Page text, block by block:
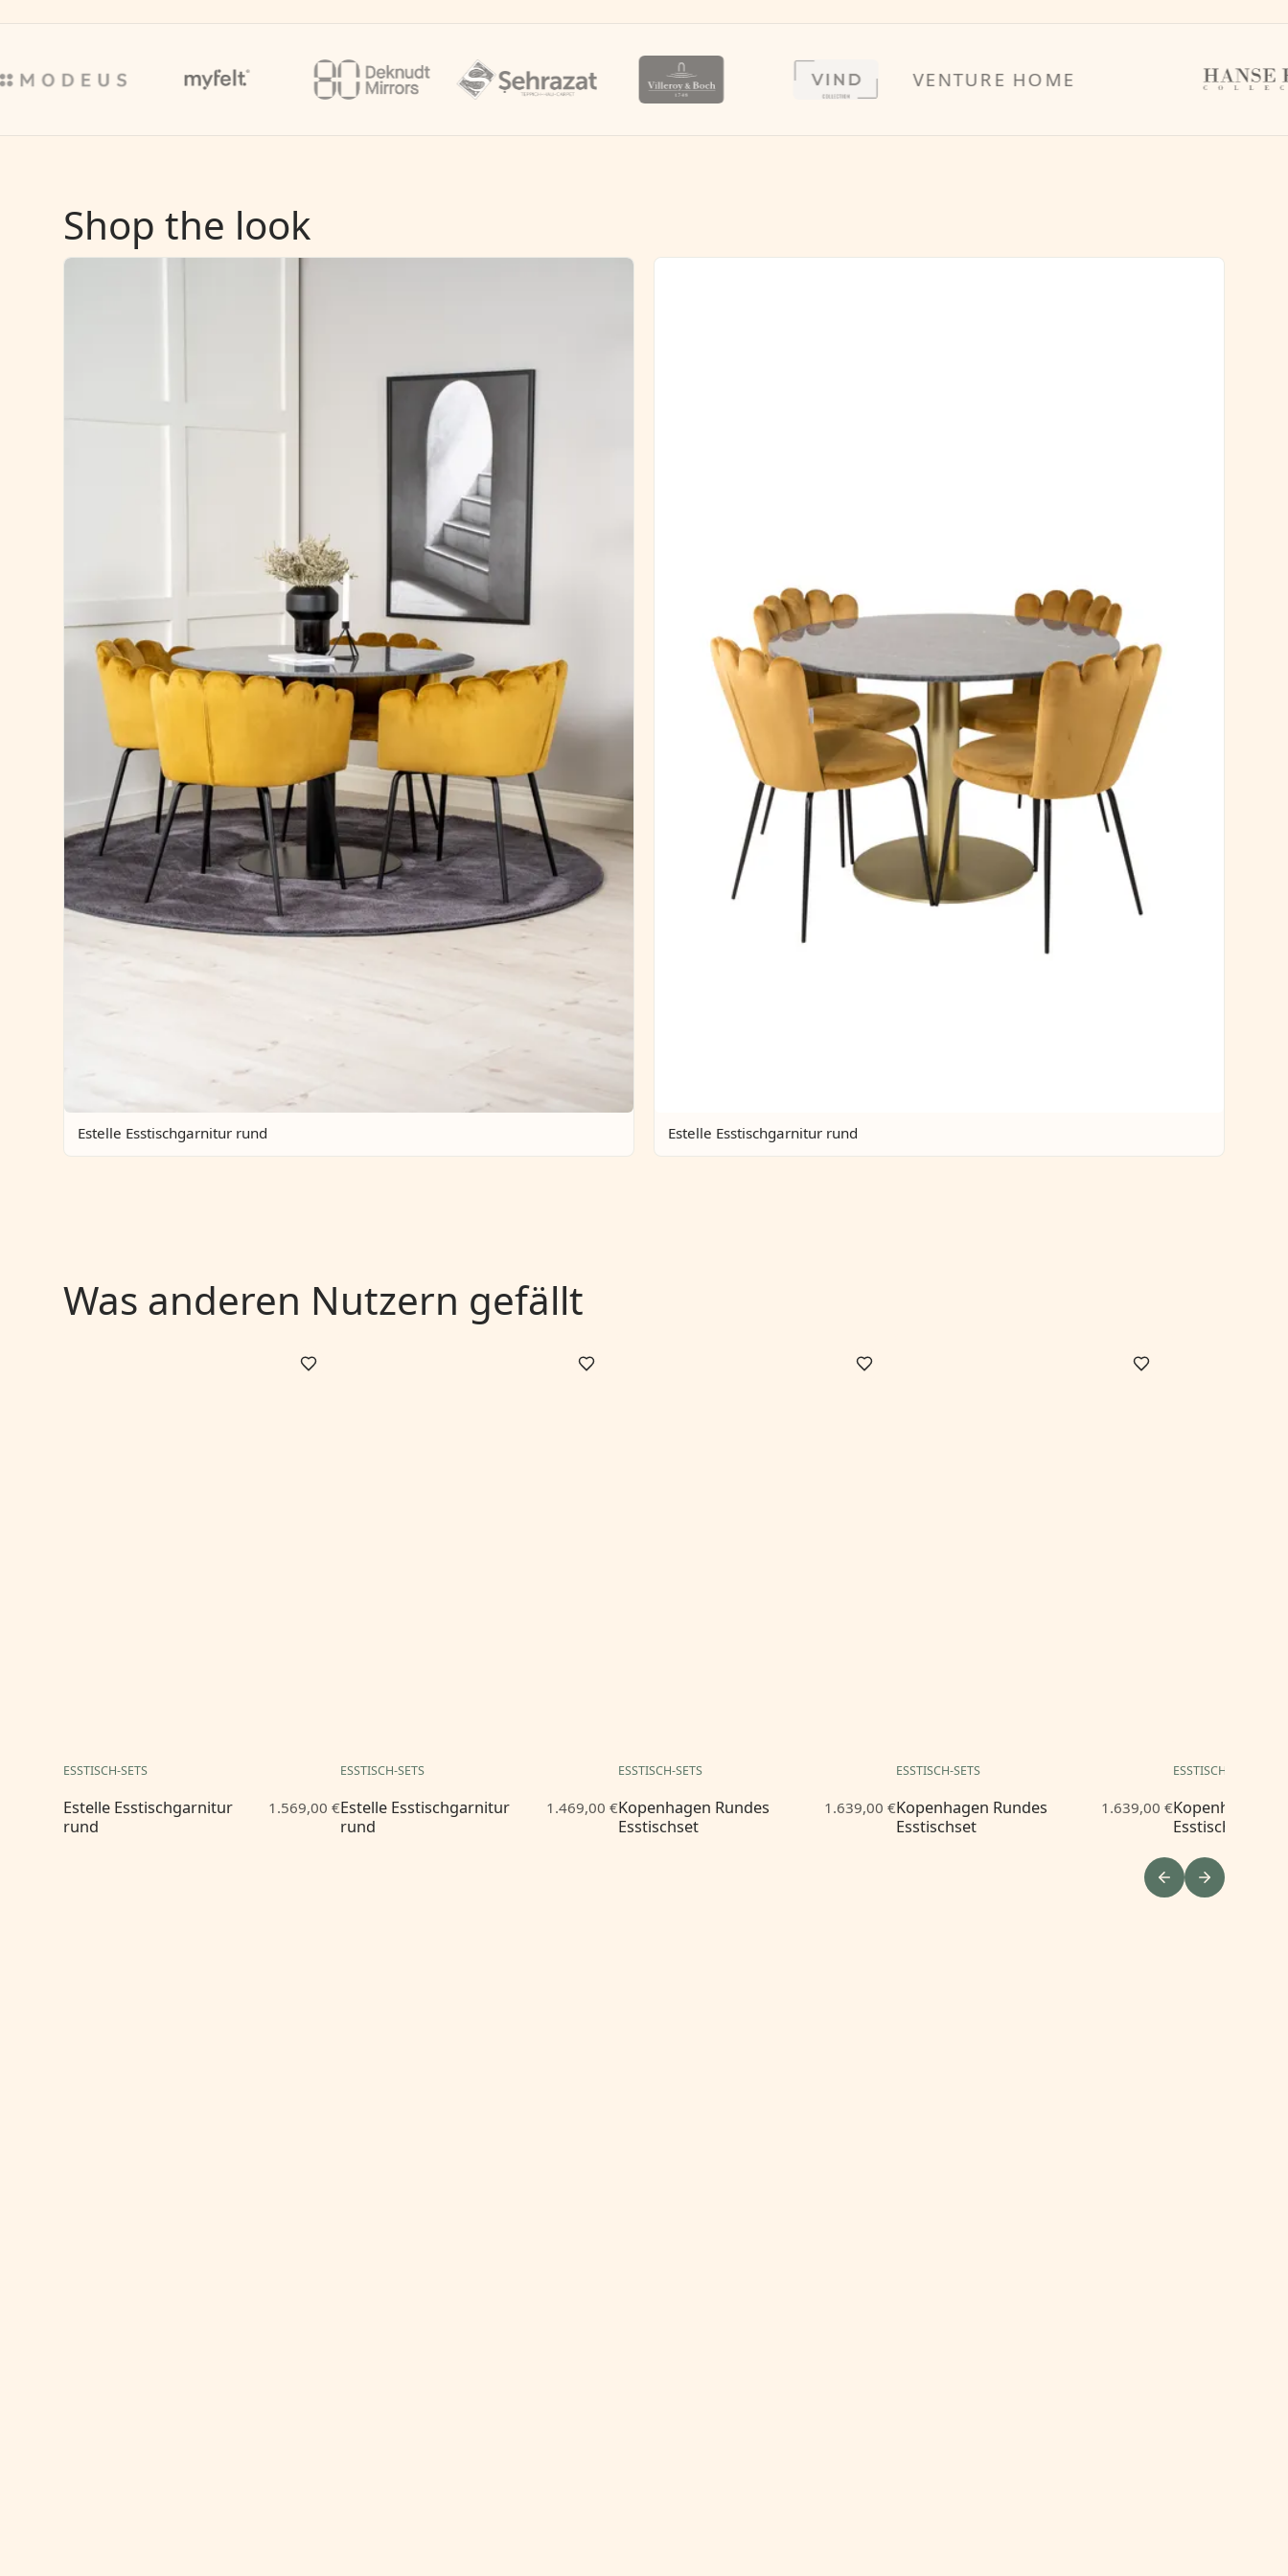
VENTURE HOME
Shop the look
Estelle Esstischgarnitur rund Estelle Esstischgarnitur rund
Was anderen Nutzern gefällt
ESSTISCH-SETS
Estelle Esstischgarnitur
rund
1.569,00 €
ESSTISCH-SETS
Estelle Esstischgarnitur
rund
1.469,00 €
ESSTISCH-SETS
Kopenhagen Rundes
Esstischset
1.639,00 €
ESSTISCH-SETS
Kopenhagen Rundes
Esstischset
1.639,00 €
ESSTISCH-SETS
Kopenhagen
Esstischset